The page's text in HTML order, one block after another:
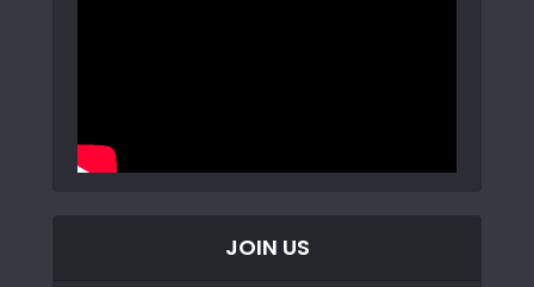
JOIN US